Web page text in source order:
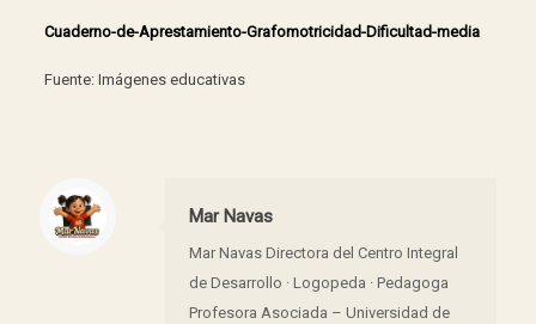
Cuaderno-de-Aprestamiento-Grafomotricidad-Dificultad-media
Fuente: Imágenes educativas
Mar Navas
Mar Navas Directora del Centro Integral
de Desarrollo · Logopeda · Pedagoga
Profesora Asociada – Universidad de